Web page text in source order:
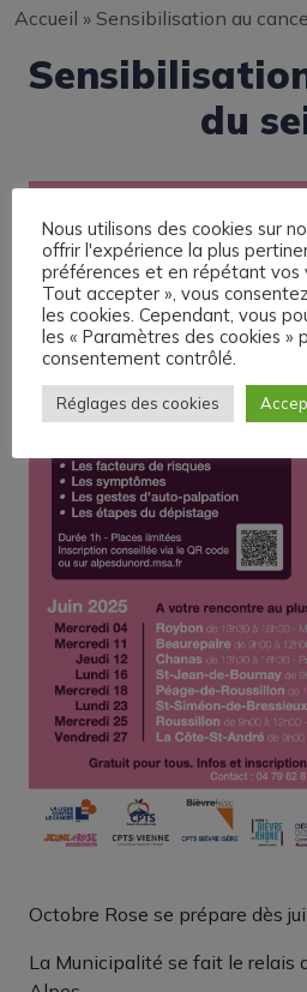
Accueil » Sensibilisation au
du
Octobre Rose se prépare dès
La Municipalité se fait le relais
Nous utilisons des cookies sur
offrir l'expérience la plus
préférences et en répétant vos
Tout accepter », vous
les cookies. Cependant, vous
les « Paramètres des cookies »
consentement contrôlé.
Réglages des cookies